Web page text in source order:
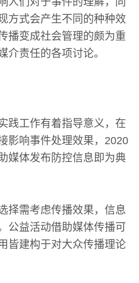
方式会产生不同的种种效
播变成社会管理的颇为重
介责任的各项讨论。
践工作有着指导意义，在
影响事件处理效果，2020
媒体发布防控信息即为典
择需考虑传播效果，信息
公益活动借助媒体传播可
皆建构于对大众传播理论